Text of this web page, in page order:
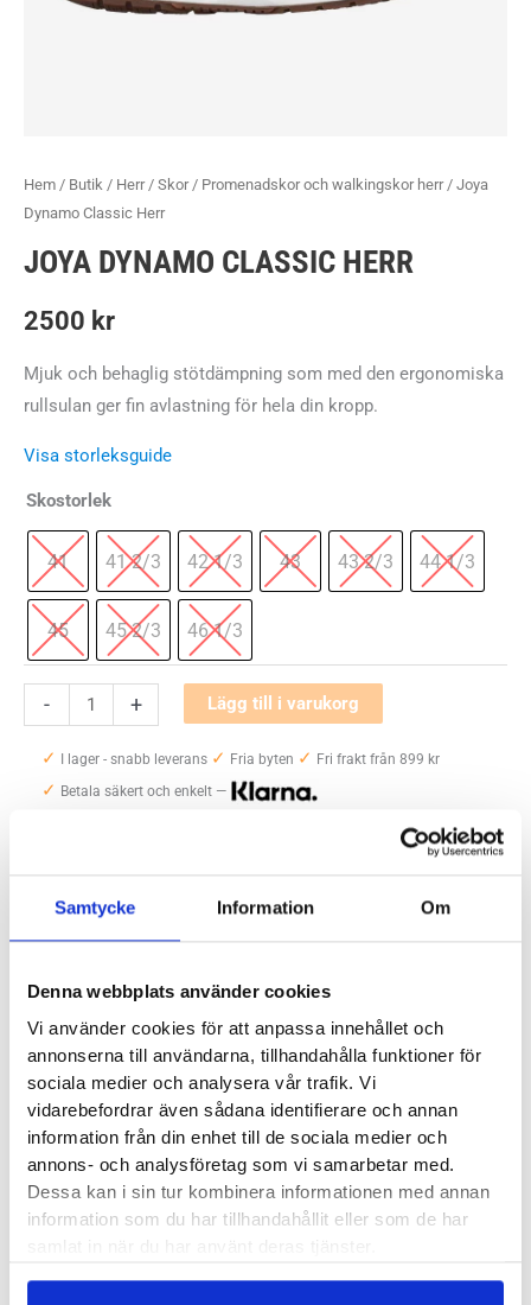
Samtycke Information Om
Denna webbplats använder cookies
Vi använder cookies för att anpassa innehållet och
annonserna till användarna, tillhandahålla funktioner för
sociala medier och analysera vår trafik. Vi
vidarebefordrar även sådana identifierare och annan
information från din enhet till de sociala medier och
annons- och analysföretag som vi samarbetar med.
Dessa kan i sin tur kombinera informationen med annan
information som du har tillhandahållit eller som de har
Hem / Butik / Herr/ Skor/ Promenadskor och walkingskor herr/ Joya
Dynamo Classic Herr
JOYA DYNAMO CLASSIC HERR
2500 kr
Mjuk och behaglig stötdämpning som med den ergonomiska
rullsulan ger fin avlastning för hela din kropp.
Visa storleksguide
Skostorlek
41 41 2/3 42 1/3 43 43 2/3 44 1/3
45 45 2/3 46 1/3
-
Dynamo
Classic
Herr
+ Lägg till i varukorg
✓ I lager - snabb leverans ✓ Fria byten ✓ Fri frakt från 899 kr
✓ Betala säkert och enkelt —
Artikelnr:5174 Kategori:Promenadskor och walkingskor herr
Saldo weblager. För aktuellt butikssaldo, kontakta din närmsta
Produktegenskaper
Skor med rullsula och mjuk stötdämpning har blivit omåttligt
populära de senaste åren. Varför? Bekvämligheten,
komforten och avlastningen de ger för hela din kropp. Joya
Dynamo Classic faller klart in under den kategorin. Det här är
en modell som med sin funktion kommer rekommenderas